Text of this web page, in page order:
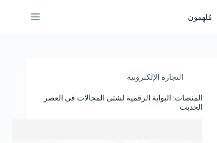
إلى
المحتوى
مُلهِمون
التجارة الإلكترونية
المنصات: البوابة الرقمية لشتى المجالات في العصر
الحديث